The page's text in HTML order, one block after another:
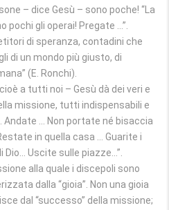
– dice Gesù – sono poche! “La
pochi gli operai! Pregate …”.
di speranza, contadini che
di un mondo più giusto, di
(E. Ronchi).
a tutti noi – Gesù dà dei veri e
missione, tutti indispensabili e
… Non portate né bisaccia
in quella casa … Guarite i
Uscite sulle piazze…”.
alla quale i discepoli sono
dalla “gioia”. Non una gioia
dal “successo” della missione;